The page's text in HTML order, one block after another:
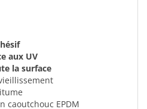
aux UV
la surface
caoutchouc EPDM